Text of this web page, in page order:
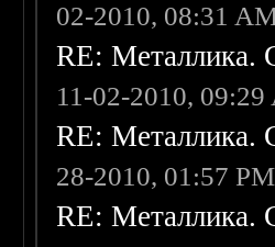
02-2010, 08:31
RE: Металлика.
11-02-2010, 09:29
RE: Металлика.
28-2010, 01:57 PM
RE: Металлика.